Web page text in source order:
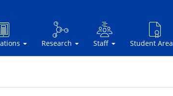
Research Staff Student Area